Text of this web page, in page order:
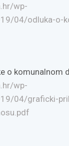
wp-
04/odluka-o-
o komunalnom
wp-
04/graficki-